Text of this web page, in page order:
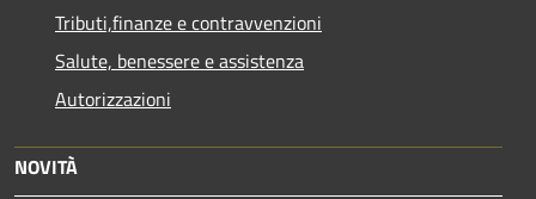
Tributi,finanze e contravvenzioni
Salute, benessere e assistenza
Autorizzazioni
NOVITÀ